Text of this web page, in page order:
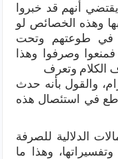
أنهم قد خبروا
وهذه الخصائص لو
في طوعتهم وتحت
وصرفوا وهذا
الكلام وتعرف
والقول بأنه حدث
في استئصال هذه
الدلالية للصرفة
وهذا ما